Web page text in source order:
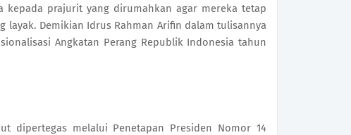
kepada prajurit yang dirumahkan agar mereka tetap
layak. Demikian Idrus Rahman Arifin dalam tulisannya
Angkatan Perang Republik Indonesia tahun
dipertegas melalui Penetapan Presiden Nomor 14